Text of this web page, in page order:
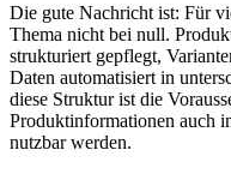
Die gute Nachricht ist: Für
Thema nicht bei null.
strukturiert gepflegt,
Daten automatisiert in
diese Struktur ist die
Produktinformationen auch
nutzbar werden.